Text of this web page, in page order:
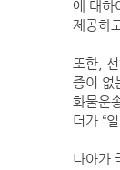
에 대하
제공하
또한,
증이 없
화물운
더가 “
나아가